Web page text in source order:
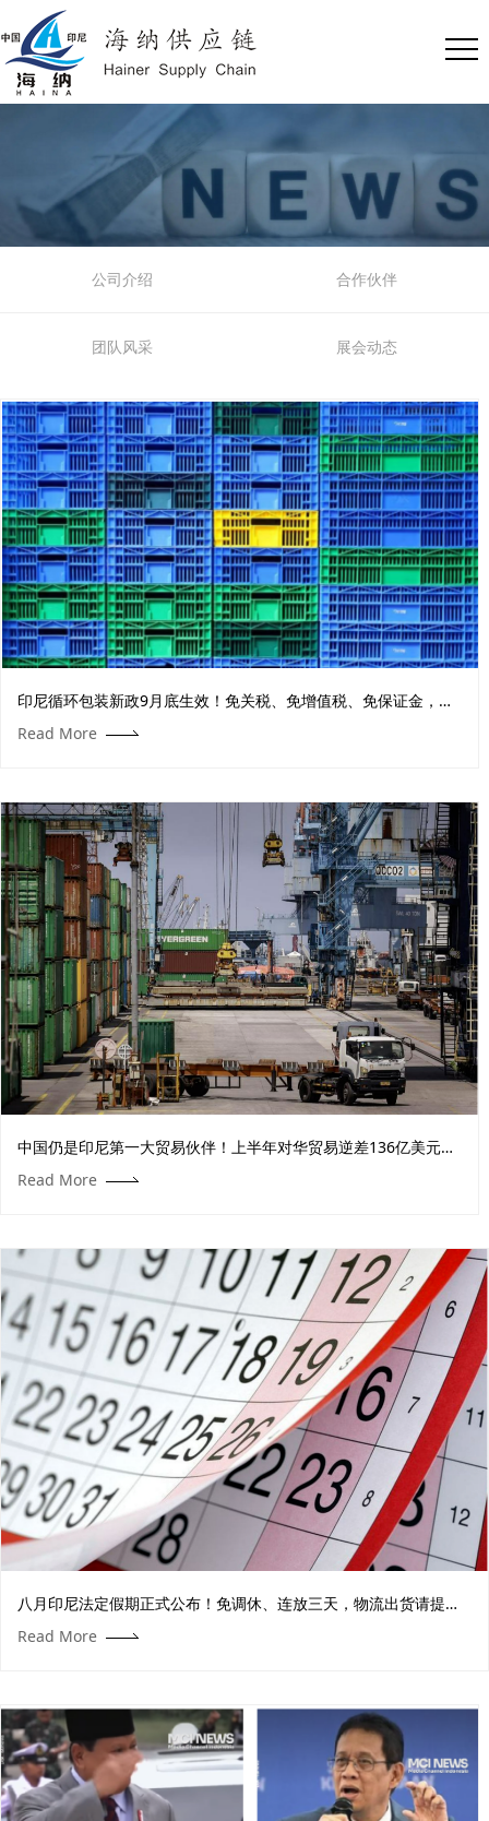
公司介绍 合作伙伴
团队风采 展会动态
印尼循环包装新政9月底生效！免关税、免增值税、免保证金，中
Read More
中国仍是印尼第一大贸易伙伴！上半年对华贸易逆差136亿美元，
Read More
​八月印尼法定假期正式公布！免调休、连放三天，物流出货请提前
Read More